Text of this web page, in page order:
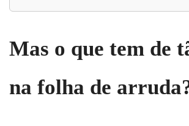
Mas o que tem de
na folha de